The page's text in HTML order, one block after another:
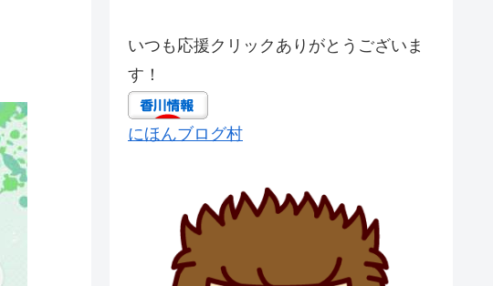
いつも応援クリックありがとうございま
す！
にほんブログ村